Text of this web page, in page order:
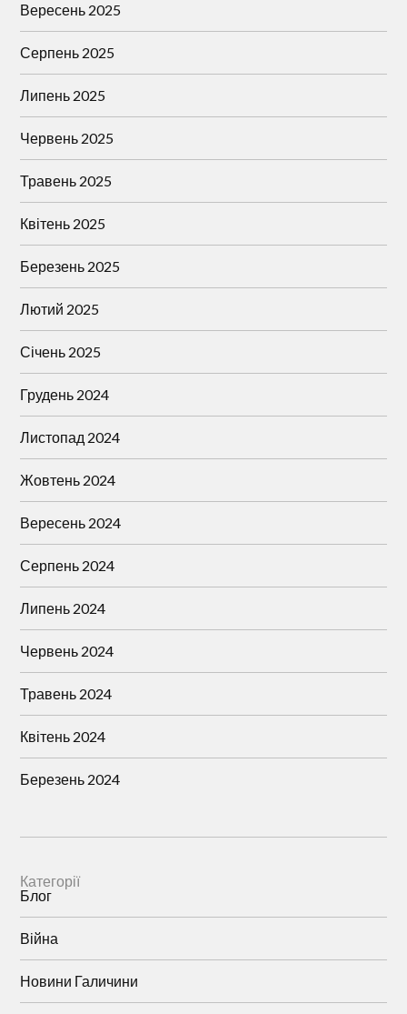
Вересень 2025
Серпень 2025
Липень 2025
Червень 2025
Травень 2025
Квітень 2025
Березень 2025
Лютий 2025
Січень 2025
Грудень 2024
Листопад 2024
Жовтень 2024
Вересень 2024
Серпень 2024
Липень 2024
Червень 2024
Травень 2024
Квітень 2024
Березень 2024
Категорії
Блог
Війна
Новини Галичини